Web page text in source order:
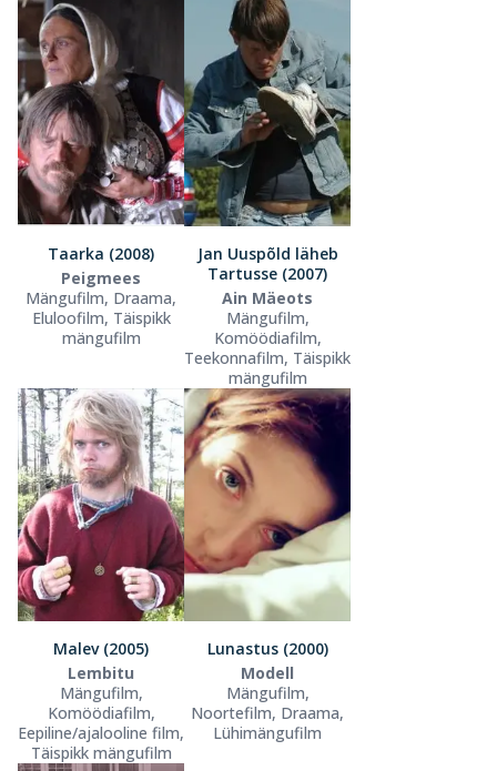
Taarka (2008)
Peigmees
Mängufilm, Draama,
Eluloofilm, Täispikk
mängufilm
Jan Uuspõld läheb
Tartusse (2007)
Ain Mäeots
Mängufilm,
Komöödiafilm,
Teekonnafilm, Täispikk
mängufilm
Malev (2005)
Lembitu
Mängufilm,
Komöödiafilm,
Eepiline/ajalooline film,
Täispikk mängufilm
Lunastus (2000)
Modell
Mängufilm,
Noortefilm, Draama,
Lühimängufilm